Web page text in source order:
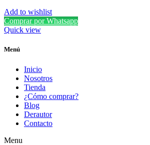
Add to wishlist
Comprar por Whatsapp
Quick view
Menú
Inicio
Nosotros
Tienda
¿Cómo comprar?
Blog
Derautor
Contacto
Menu